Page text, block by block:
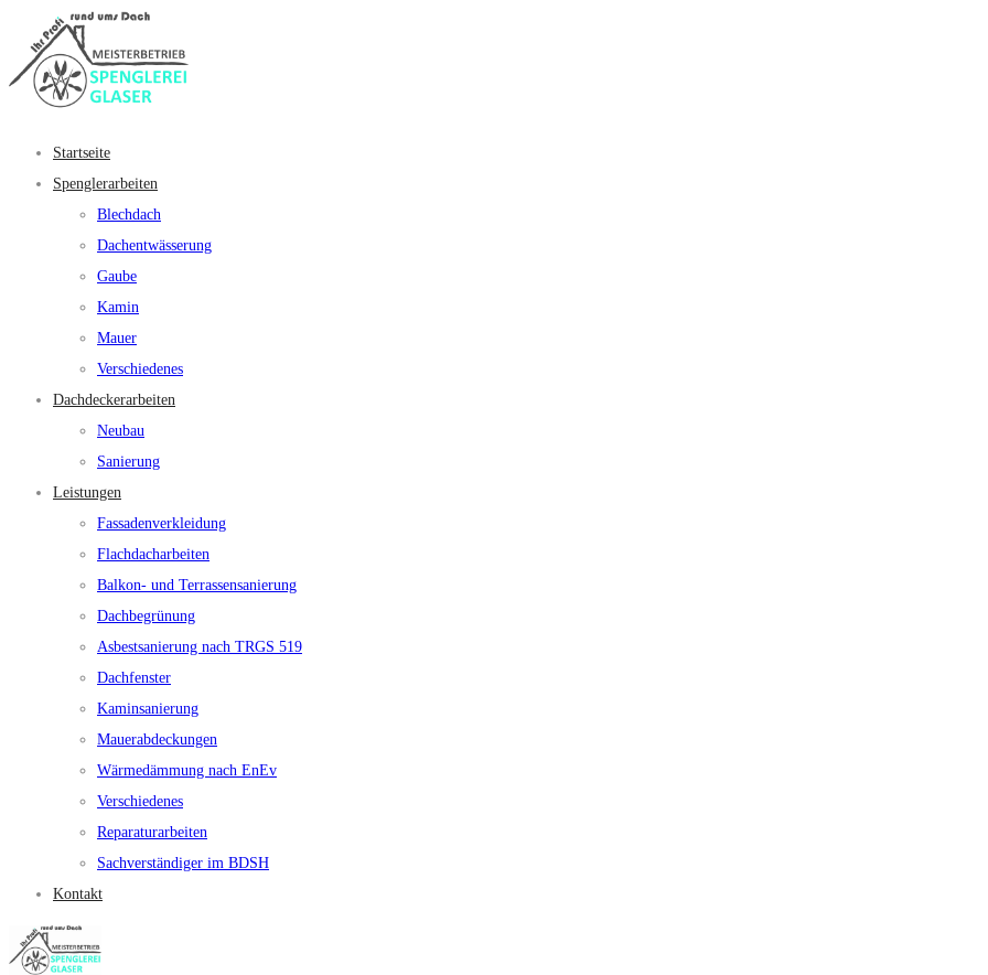
Startseite
Spenglerarbeiten
Blechdach
Dachentwässerung
Gaube
Kamin
Mauer
Verschiedenes
Dachdeckerarbeiten
Neubau
Sanierung
Leistungen
Fassadenverkleidung
Flachdacharbeiten
Balkon- und Terrassensanierung
Dachbegrünung
Asbestsanierung nach TRGS 519
Dachfenster
Kaminsanierung
Mauerabdeckungen
Wärmedämmung nach EnEv
Verschiedenes
Reparaturarbeiten
Sachverständiger im BDSH
Kontakt